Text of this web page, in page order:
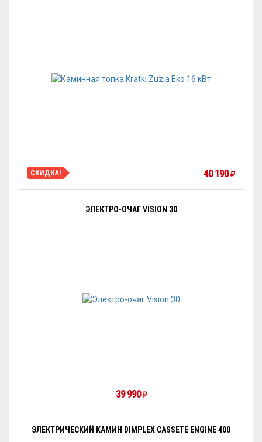
СКИДКА! 40 190₽
ЭЛЕКТРО-ОЧАГ VISION 30
39 990₽
ЭЛЕКТРИЧЕСКИЙ КАМИН DIMPLEX CASSETE ENGINE 400